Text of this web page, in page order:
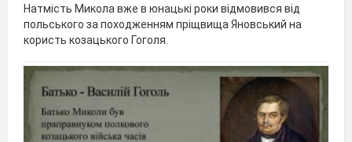
Натмість Микола вже в юнацькі роки відмовився від
польського за походженням пріщвища Яновський на
користь козацького Гоголя.